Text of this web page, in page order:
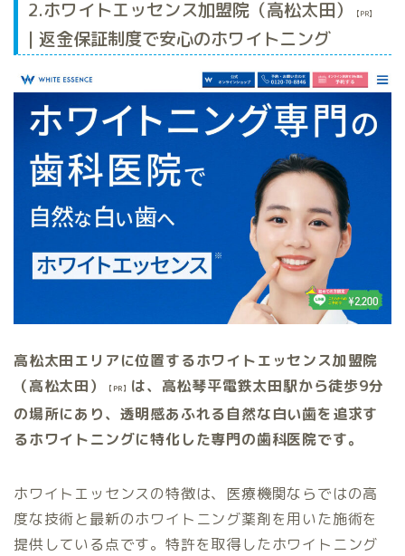
2.ホワイトエッセンス加盟院（高松太田） 【PR】
| 返金保証制度で安心のホワイトニング
高松太田エリアに位置するホワイトエッセンス加盟院
（高松太田）
【PR】 は、高松琴平電鉄太田駅から徒歩9分
の場所にあり、透明感あふれる自然な白い歯を追求す
るホワイトニングに特化した専門の歯科医院です。
ホワイトエッセンスの特徴は、医療機関ならではの高
度な技術と最新のホワイトニング薬剤を用いた施術を
提供している点です。特許を取得したホワイトニング